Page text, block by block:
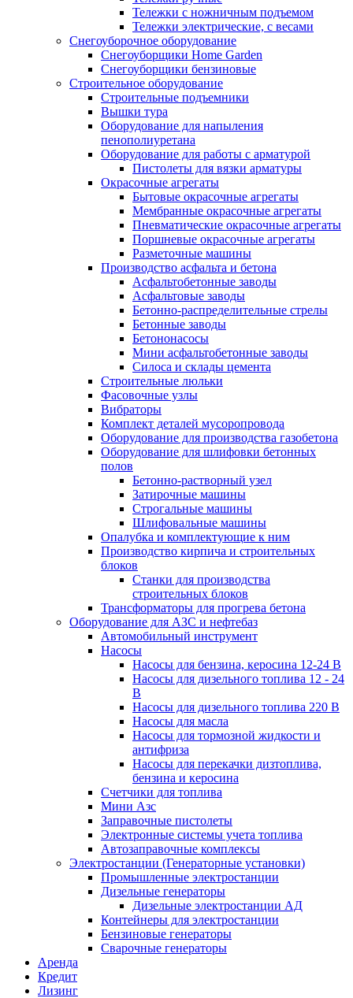
Тележки с ножничным подъемом
Тележки электрические, с весами
Снегоуборочное оборудование
Снегоуборщики Home Garden
Снегоуборщики бензиновые
Строительное оборудование
Cтроительные подъемники
Вышки тура
Оборудование для напыления
пенополиуретана
Оборудование для работы с арматурой
Пистолеты для вязки арматуры
Окрасочные агрегаты
Бытовые окрасочные агрегаты
Мембранные окрасочные агрегаты
Пневматические окрасочные агрегаты
Поршневые окрасочные агрегаты
Разметочные машины
Производство асфальта и бетона
Асфальтобетонные заводы
Асфальтовые заводы
Бетонно-распределительные стрелы
Бетонные заводы
Бетононасосы
Мини асфальтобетонные заводы
Силоса и склады цемента
Строительные люльки
Фасовочные узлы
Вибраторы
Комплект деталей мусоропровода
Оборудование для производства газобетона
Оборудование для шлифовки бетонных
полов
Бетонно-растворный узел
Затирочные машины
Строгальные машины
Шлифовальные машины
Опалубка и комплектующие к ним
Производство кирпича и строительных
блоков
Cтанки для производства
строительных блоков
Трансформаторы для прогрева бетона
Оборудование для АЗС и нефтебаз
Автомобильный инструмент
Насосы
Насосы для бензина, керосина 12-24 В
Насосы для дизельного топлива 12 - 24
В
Насосы для дизельного топлива 220 В
Насосы для масла
Насосы для тормозной жидкости и
антифриза
Насосы для перекачки дизтоплива,
бензина и керосина
Счетчики для топлива
Мини Азс
Заправочные пистолеты
Электронные системы учета топлива
Автозаправочные комплексы
Электростанции (Генераторные установки)
Промышленные электростанции
Дизельные генераторы
Дизельные электростанции АД
Контейнеры для электростанции
Бензиновые генераторы
Сварочные генераторы
Аренда
Кредит
Лизинг